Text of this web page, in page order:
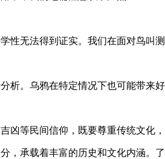
性无法得到证实。我们在面对鸟叫
析。乌鸦在特定情况下也可能带来好
凶等民间信仰，既要尊重传统文化，
，承载着丰富的历史和文化内涵